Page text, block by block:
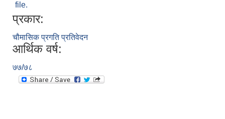
file.
प्रकार:
चौमासिक प्रगति प्रतिवेदन
आर्थिक वर्ष:
७७/७८